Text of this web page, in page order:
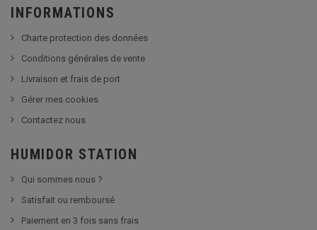
INFORMATIONS
Charte protection des données
Conditions générales de vente
Livraison et frais de port
Gérer mes cookies
Contactez nous
HUMIDOR STATION
Qui sommes nous ?
Satisfait ou remboursé
Paiement en 3 fois sans frais